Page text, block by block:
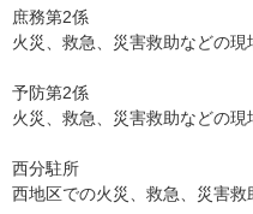
庶務第2係
火災、救急、災害救助などの現
予防第2係
火災、救急、災害救助などの現
西分駐所
西地区での火災、救急、災害救